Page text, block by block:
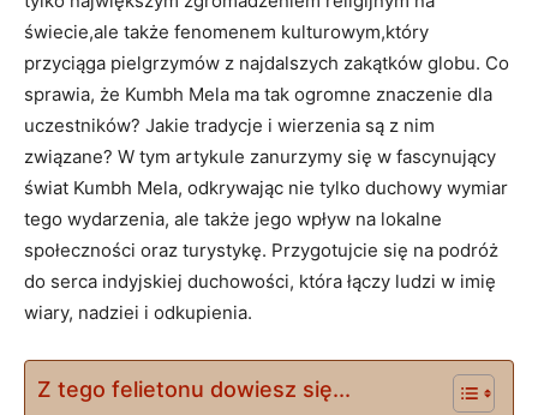
świecie,ale także fenomenem kulturowym,który
przyciąga pielgrzymów z najdalszych zakątków globu. Co
sprawia, że Kumbh Mela ma tak ogromne znaczenie dla
uczestników? Jakie tradycje i wierzenia są z nim
związane? W tym artykule zanurzymy się w fascynujący
świat Kumbh Mela, odkrywając nie tylko duchowy wymiar
tego wydarzenia, ale także jego wpływ na lokalne
społeczności oraz turystykę. Przygotujcie się na podróż
do serca indyjskiej duchowości, która łączy ludzi w imię
wiary, nadziei i odkupienia.
Z tego felietonu dowiesz się...